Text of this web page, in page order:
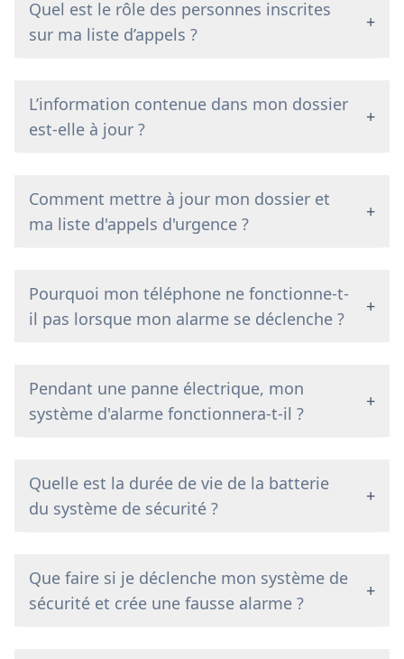
Quel est le rôle des personnes inscrites
sur ma liste d’appels ?
+
L’information contenue dans mon dossier
est-elle à jour ?
+
Comment mettre à jour mon dossier et
ma liste d'appels d'urgence ?
+
Pourquoi mon téléphone ne fonctionne-t-
il pas lorsque mon alarme se déclenche ?
+
Pendant une panne électrique, mon
système d'alarme fonctionnera-t-il ?
+
Quelle est la durée de vie de la batterie
du système de sécurité ?
+
Que faire si je déclenche mon système de
sécurité et crée une fausse alarme ?
+